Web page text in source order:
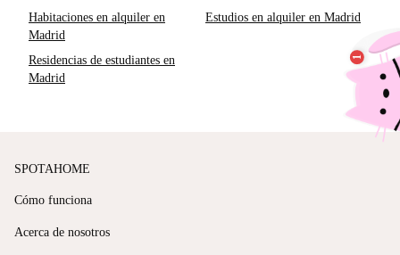
Habitaciones en alquiler en
Madrid
Estudios en alquiler en Madrid
Residencias de estudiantes en
Madrid
SPOTAHOME
Cómo funciona
Acerca de nosotros